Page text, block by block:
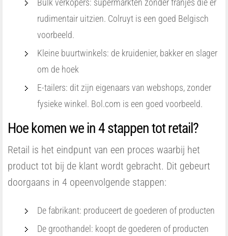
Bulk verkopers: supermarkten zonder franjes die er
rudimentair uitzien. Colruyt is een goed Belgisch
voorbeeld.
Kleine buurtwinkels: de kruidenier, bakker en slager
om de hoek
E-tailers: dit zijn eigenaars van webshops, zonder
fysieke winkel. Bol.com is een goed voorbeeld.
Hoe komen we in 4 stappen tot retail?
Retail is het eindpunt van een proces waarbij het
product tot bij de klant wordt gebracht. Dit gebeurt
doorgaans in 4 opeenvolgende stappen:
De fabrikant: produceert de goederen of producten
De groothandel: koopt de goederen of producten